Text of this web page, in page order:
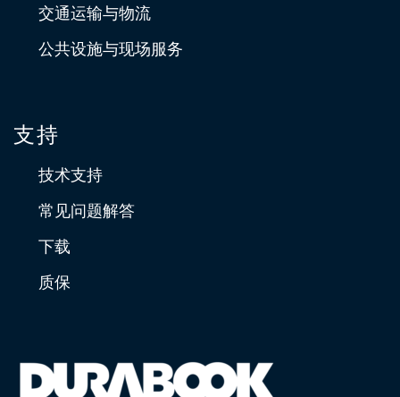
交通运输与物流
公共设施与现场服务
支持
技术支持
常见问题解答
下载
质保